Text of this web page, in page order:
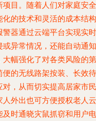
目。随着人们对家庭安全
的技术和灵活的成本结构
器通过云端平台实现实时
异常情况，还能自动通知
幅强化了对各类风险的第
的无线路架按装、长效待
，从而切实提高居家市民
外出也可方便授权老人云
时通晓灾鼠抓窃和用户电